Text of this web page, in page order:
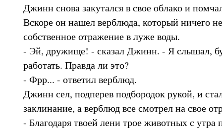
Джинн снова закутался в свое облако и
Вскоре он нашел верблюда, который ничего
собственное отражение в луже воды.
- Эй, дружище! - сказал Джинн. - Я слышал,
работать. Правда ли это?
- Фрр... - ответил верблюд.
Джинн сел, подперев подбородок рукой, и
заклинание, а верблюд все смотрел на свое
- Благодаря твоей лени трое животных с утра